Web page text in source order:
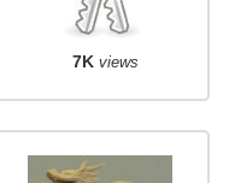
7K views